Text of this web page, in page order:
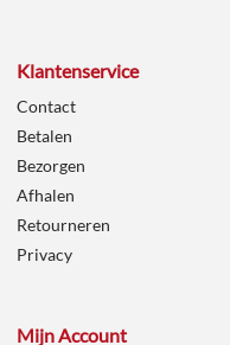
Klantenservice
Contact
Betalen
Bezorgen
Afhalen
Retourneren
Privacy
Mijn Account